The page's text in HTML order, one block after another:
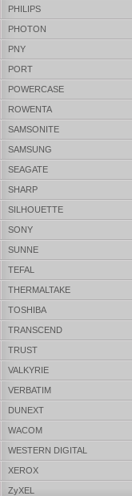
PHILIPS
PHOTON
PNY
PORT
POWERCASE
ROWENTA
SAMSONITE
SAMSUNG
SEAGATE
SHARP
SILHOUETTE
SONY
SUNNE
TEFAL
THERMALTAKE
TOSHIBA
TRANSCEND
TRUST
VALKYRIE
VERBATIM
DUNEXT
WACOM
WESTERN DIGITAL
XEROX
ZyXEL